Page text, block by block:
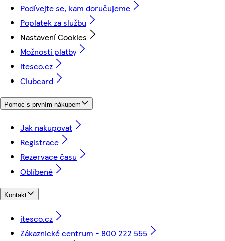
Podívejte se, kam doručujeme
Poplatek za službu
Nastavení Cookies
Možnosti platby
itesco.cz
Clubcard
Pomoc s prvním nákupem
Jak nakupovat
Registrace
Rezervace času
Oblíbené
Kontakt
itesco.cz
Zákaznické centrum - 800 222 555